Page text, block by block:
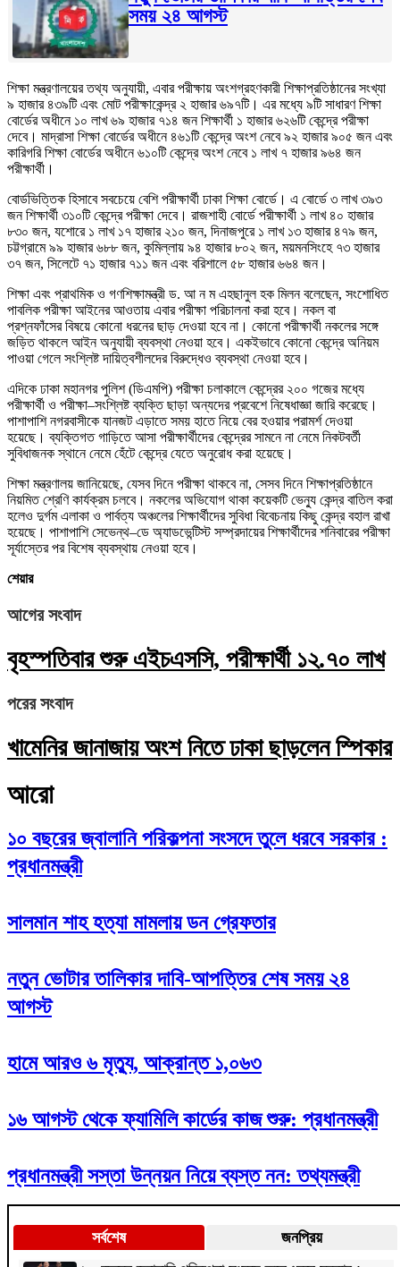
সময় ২৪ আগস্ট
শিক্ষা মন্ত্রণালয়ের তথ্য অনুযায়ী, এবার পরীক্ষায় অংশগ্রহণকারী শিক্ষাপ্রতিষ্ঠানের সংখ্যা
৯ হাজার ৪৩৯টি এবং মোট পরীক্ষাকেন্দ্র ২ হাজার ৬৯৭টি। এর মধ্যে ৯টি সাধারণ শিক্ষা
বোর্ডের অধীনে ১০ লাখ ৬৯ হাজার ৭১৪ জন শিক্ষার্থী ১ হাজার ৬২৬টি কেন্দ্রে পরীক্ষা
দেবে। মাদ্রাসা শিক্ষা বোর্ডের অধীনে ৪৬১টি কেন্দ্রে অংশ নেবে ৯২ হাজার ৯০৫ জন এবং
কারিগরি শিক্ষা বোর্ডের অধীনে ৬১০টি কেন্দ্রে অংশ নেবে ১ লাখ ৭ হাজার ৯৬৪ জন
পরীক্ষার্থী।
বোর্ডভিত্তিক হিসাবে সবচেয়ে বেশি পরীক্ষার্থী ঢাকা শিক্ষা বোর্ডে। এ বোর্ডে ৩ লাখ ৩৯৩
জন শিক্ষার্থী ৩১০টি কেন্দ্রে পরীক্ষা দেবে। রাজশাহী বোর্ডে পরীক্ষার্থী ১ লাখ ৪০ হাজার
৮৩০ জন, যশোরে ১ লাখ ১৭ হাজার ২১০ জন, দিনাজপুরে ১ লাখ ১৩ হাজার ৪৭৯ জন,
চট্টগ্রামে ৯৯ হাজার ৬৮৮ জন, কুমিল্লায় ৯৪ হাজার ৮০২ জন, ময়মনসিংহে ৭৩ হাজার
৩৭ জন, সিলেটে ৭১ হাজার ৭১১ জন এবং বরিশালে ৫৮ হাজার ৬৬৪ জন।
শিক্ষা এবং প্রাথমিক ও গণশিক্ষামন্ত্রী ড. আ ন ম এহছানুল হক মিলন বলেছেন, সংশোধিত
পাবলিক পরীক্ষা আইনের আওতায় এবার পরীক্ষা পরিচালনা করা হবে। নকল বা
প্রশ্নফাঁসের বিষয়ে কোনো ধরনের ছাড় দেওয়া হবে না। কোনো পরীক্ষার্থী নকলের সঙ্গে
জড়িত থাকলে আইন অনুযায়ী ব্যবস্থা নেওয়া হবে। একইভাবে কোনো কেন্দ্রে অনিয়ম
পাওয়া গেলে সংশ্লিষ্ট দায়িত্বশীলদের বিরুদ্ধেও ব্যবস্থা নেওয়া হবে।
এদিকে ঢাকা মহানগর পুলিশ (ডিএমপি) পরীক্ষা চলাকালে কেন্দ্রের ২০০ গজের মধ্যে
পরীক্ষার্থী ও পরীক্ষা–সংশ্লিষ্ট ব্যক্তি ছাড়া অন্যদের প্রবেশে নিষেধাজ্ঞা জারি করেছে।
পাশাপাশি নগরবাসীকে যানজট এড়াতে সময় হাতে নিয়ে বের হওয়ার পরামর্শ দেওয়া
হয়েছে। ব্যক্তিগত গাড়িতে আসা পরীক্ষার্থীদের কেন্দ্রের সামনে না নেমে নিকটবর্তী
সুবিধাজনক স্থানে নেমে হেঁটে কেন্দ্রে যেতে অনুরোধ করা হয়েছে।
শিক্ষা মন্ত্রণালয় জানিয়েছে, যেসব দিনে পরীক্ষা থাকবে না, সেসব দিনে শিক্ষাপ্রতিষ্ঠানে
নিয়মিত শ্রেণি কার্যক্রম চলবে। নকলের অভিযোগ থাকা কয়েকটি ভেন্যু কেন্দ্র বাতিল করা
হলেও দুর্গম এলাকা ও পার্বত্য অঞ্চলের শিক্ষার্থীদের সুবিধা বিবেচনায় কিছু কেন্দ্র বহাল রাখা
হয়েছে। পাশাপাশি সেভেন্থ–ডে অ্যাডভেন্টিস্ট সম্প্রদায়ের শিক্ষার্থীদের শনিবারের পরীক্ষা
সূর্যাস্তের পর বিশেষ ব্যবস্থায় নেওয়া হবে।
শেয়ার
আগের সংবাদ
বৃহস্পতিবার শুরু এইচএসসি, পরীক্ষার্থী ১২.৭০ লাখ
পরের সংবাদ
খামেনির জানাজায় অংশ নিতে ঢাকা ছাড়লেন স্পিকার
আরো
১০ বছরের জ্বালানি পরিকল্পনা সংসদে তুলে ধরবে সরকার :
প্রধানমন্ত্রী
সালমান শাহ হত্যা মামলায় ডন গ্রেফতার
নতুন ভোটার তালিকার দাবি-আপত্তির শেষ সময় ২৪
আগস্ট
হামে আরও ৬ মৃত্যু, আক্রান্ত ১,০৬৩
১৬ আগস্ট থেকে ফ্যামিলি কার্ডের কাজ শুরু: প্রধানমন্ত্রী
প্রধানমন্ত্রী সস্তা উন্নয়ন নিয়ে ব্যস্ত নন: তথ্যমন্ত্রী
সর্বশেষ
জনপ্রিয়